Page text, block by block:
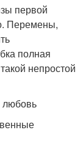
первой
Перемены,
полная
непростой
любовь